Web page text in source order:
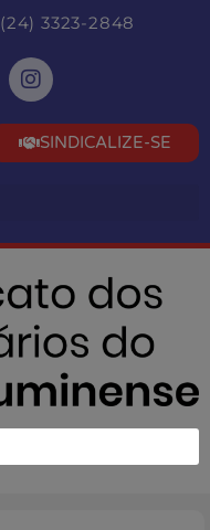
(24) 3323-2848
SINDICALIZE-SE